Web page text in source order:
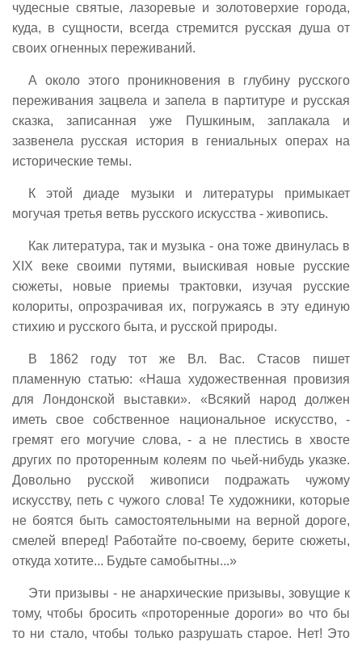
чудесные святые, лазоревые и золотоверхие города,
куда, в сущности, всегда стремится русская душа от
своих огненных переживаний.
А около этого проникновения в глубину русского
переживания зацвела и запела в партитуре и русская
сказка, записанная уже Пушкиным, заплакала и
зазвенела русская история в гениальных операх на
исторические темы.
К этой диаде музыки и литературы примыкает
могучая третья ветвь русского искусства - живопись.
Как литература, так и музыка - она тоже двинулась в
XIX веке своими путями, выискивая новые русские
сюжеты, новые приемы трактовки, изучая русские
колориты, опрозрачивая их, погружаясь в эту единую
стихию и русского быта, и русской природы.
В 1862 году тот же Вл. Вас. Стасов пишет
пламенную статью: «Наша художественная провизия
для Лондонской выставки». «Всякий народ должен
иметь свое собственное национальное искусство, -
гремят его могучие слова, - а не плестись в хвосте
других по проторенным колеям по чьей-нибудь указке.
Довольно русской живописи подражать чужому
искусству, петь с чужого слова! Те художники, которые
не боятся быть самостоятельными на верной дороге,
смелей вперед! Работайте по-своему, берите сюжеты,
откуда хотите... Будьте самобытны...»
Эти призывы - не анархические призывы, зовущие к
тому, чтобы бросить «проторенные дороги» во что бы
то ни стало, чтобы только разрушать старое. Нет! Это